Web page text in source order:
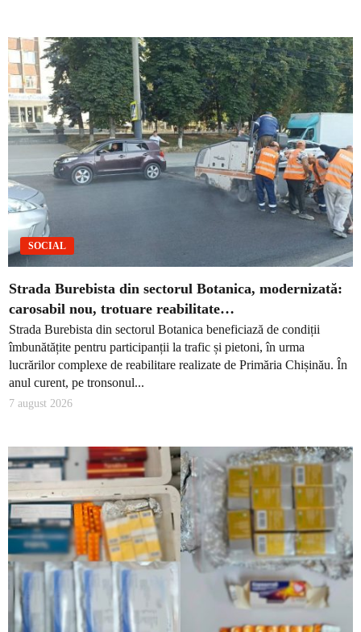
SOCIAL
Strada Burebista din sectorul Botanica, modernizată:
carosabil nou, trotuare reabilitate…
Strada Burebista din sectorul Botanica beneficiază de condiții
îmbunătățite pentru participanții la trafic și pietoni, în urma
lucrărilor complexe de reabilitare realizate de Primăria Chișinău. În
anul curent, pe tronsonul...
7 august 2026